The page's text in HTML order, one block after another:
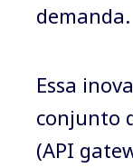
demanda.
Essa
conjunto
(API